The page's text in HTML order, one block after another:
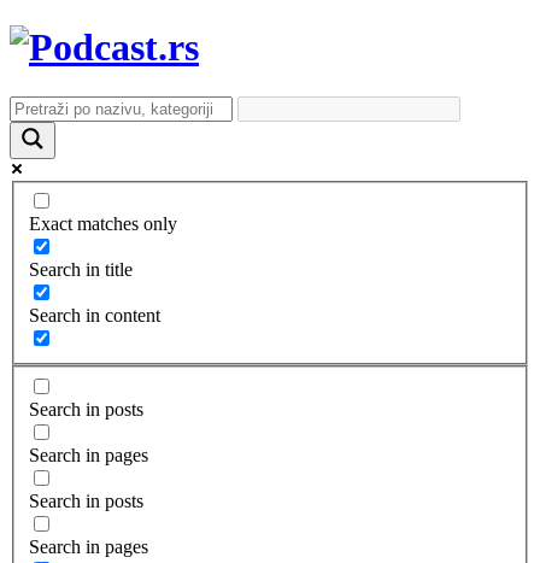
Exact matches only
Search in title
Search in content
Search in posts
Search in pages
Search in posts
Search in pages